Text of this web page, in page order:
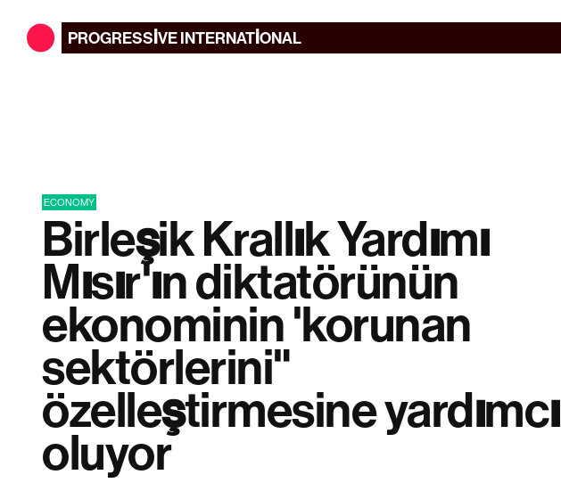
PROGRESSIVEINTERNATIONAL
ECONOMY
Birleşik Krallık Yardımı
Mısır'ın diktatörünün
ekonominin 'korunan
sektörlerini"
özelleştirmesine yardımcı
oluyor